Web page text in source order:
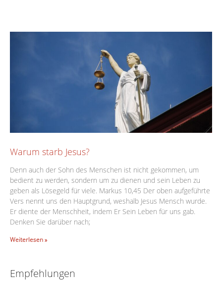
Warum starb Jesus?
Denn auch der Sohn des Menschen ist nicht gekommen, um
bedient zu werden, sondern um zu dienen und sein Leben zu
geben als Lösegeld für viele. Markus 10,45 Der oben aufgeführte
Vers nennt uns den Hauptgrund, weshalb Jesus Mensch wurde.
Er diente der Menschheit, indem Er Sein Leben für uns gab.
Denken Sie darüber nach;
Weiterlesen »
Empfehlungen